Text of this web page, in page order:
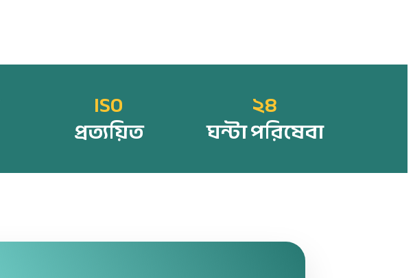
ISO
প্রত্যয়িত
২৪
ঘন্টা পরিষেবা